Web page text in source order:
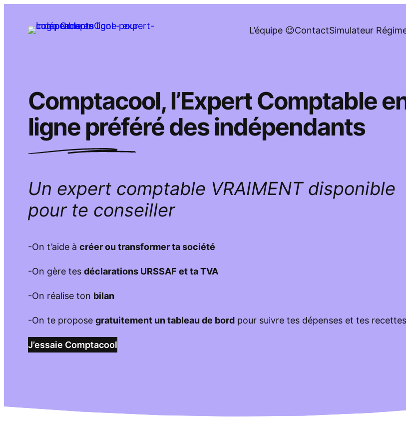
L’équipe 😉ContactSimulateur
Comptacool, l’Expert Comptable
ligne préféré des indépendants
Un expert comptable VRAIMENT disponible
pour te conseiller
-On t’aide à créer ou transformer ta société
-On gère tes déclarations URSSAF et ta TVA
-On réalise ton bilan
-On te propose gratuitement un tableau de bord pour suivre tes dépenses et tes recettes
J’essaie Comptacool